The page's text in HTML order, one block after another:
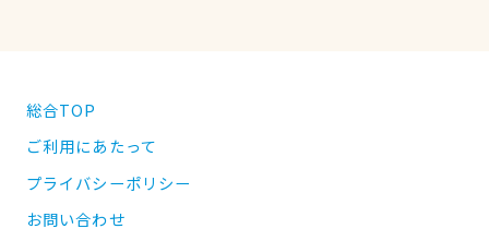
総合TOP
ご利用にあたって
プライバシーポリシー
お問い合わせ